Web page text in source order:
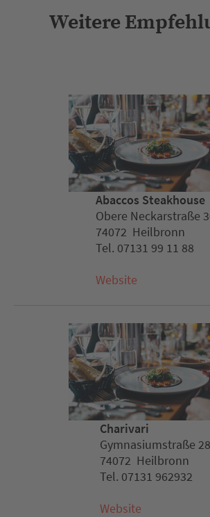
Weitere
Abaccos Steakhouse
Obere Neckarstraße
74072 Heilbronn
Tel. 07131 99 11 88
Website
Charivari
Gymnasiumstraße 28
74072 Heilbronn
Tel. 07131 962932
Website